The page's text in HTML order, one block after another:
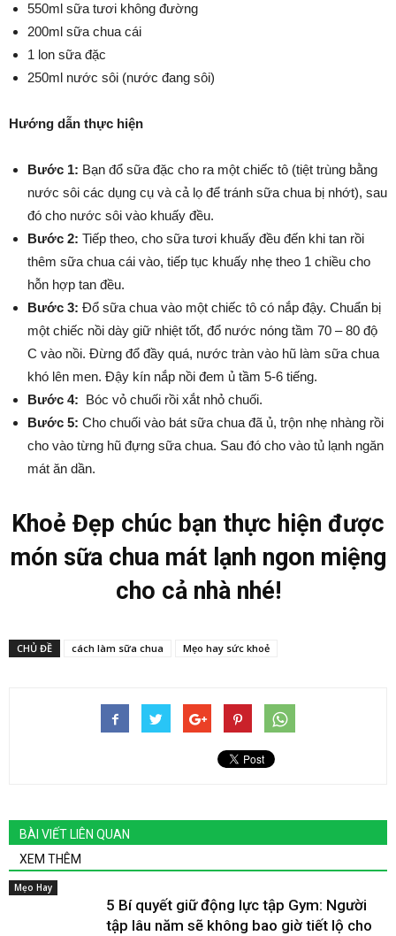
550ml sữa tươi không đường
200ml sữa chua cái
1 lon sữa đặc
250ml nước sôi (nước đang sôi)
Hướng dẫn thực hiện
Bước 1: Bạn đổ sữa đặc cho ra một chiếc tô (tiệt trùng bằng
nước sôi các dụng cụ và cả lọ để tránh sữa chua bị nhớt), sau
đó cho nước sôi vào khuấy đều.
Bước 2: Tiếp theo, cho sữa tươi khuấy đều đến khi tan rồi
thêm sữa chua cái vào, tiếp tục khuấy nhẹ theo 1 chiều cho
hỗn hợp tan đều.
Bước 3: Đổ sữa chua vào một chiếc tô có nắp đậy. Chuẩn bị
một chiếc nồi dày giữ nhiệt tốt, đổ nước nóng tầm 70 – 80 độ
C vào nồi. Đừng đổ đầy quá, nước tràn vào hũ làm sữa chua
khó lên men. Đậy kín nắp nồi đem ủ tầm 5-6 tiếng.
Bước 4: Bóc vỏ chuối rồi xắt nhỏ chuối.
Bước 5: Cho chuối vào bát sữa chua đã ủ, trộn nhẹ nhàng rồi
cho vào từng hũ đựng sữa chua. Sau đó cho vào tủ lạnh ngăn
mát ăn dần.
Khoẻ Đẹp chúc bạn thực hiện được
món sữa chua mát lạnh ngon miệng
cho cả nhà nhé!
CHỦ ĐỀ cách làm sữa chua Mẹo hay sức khoẻ
BÀI VIẾT LIÊN QUAN
XEM THÊM
Mẹo Hay
5 Bí quyết giữ động lực tập Gym: Người
tập lâu năm sẽ không bao giờ tiết lộ cho